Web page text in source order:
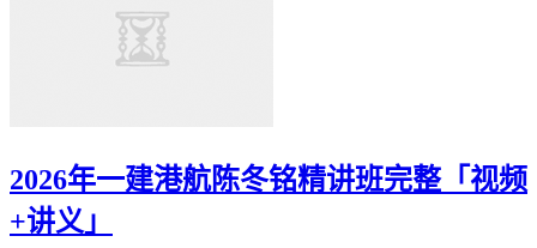
2026年一建港航陈冬铭精讲班完整「视频
+讲义」